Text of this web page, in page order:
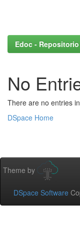
Edoc -
No
There are no entries
DSpace Home
Theme by
DSpace Software